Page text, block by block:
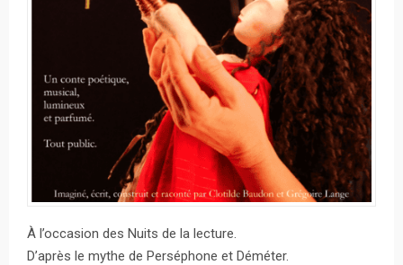
À l’occasion des Nuits de la lecture.
D’après le mythe de Perséphone et Déméter.